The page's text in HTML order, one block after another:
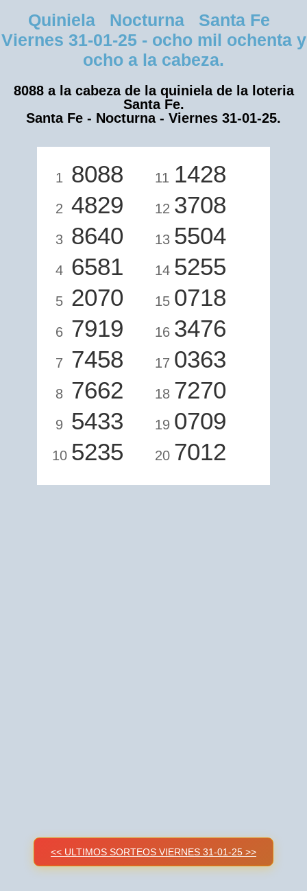
Quiniela Nocturna Santa Fe
Viernes 31-01-25 - ocho mil ochenta y
ocho a la cabeza.
8088 a la cabeza de la quiniela de la loteria
Santa Fe.
Santa Fe - Nocturna - Viernes 31-01-25.
1 8088
2 4829
3 8640
4 6581
5 2070
6 7919
7 7458
8 7662
9 5433
10 5235
11 1428
12 3708
13 5504
14 5255
15 0718
16 3476
17 0363
18 7270
19 0709
20 7012
<< ULTIMOS SORTEOS VIERNES 31-01-25 >>